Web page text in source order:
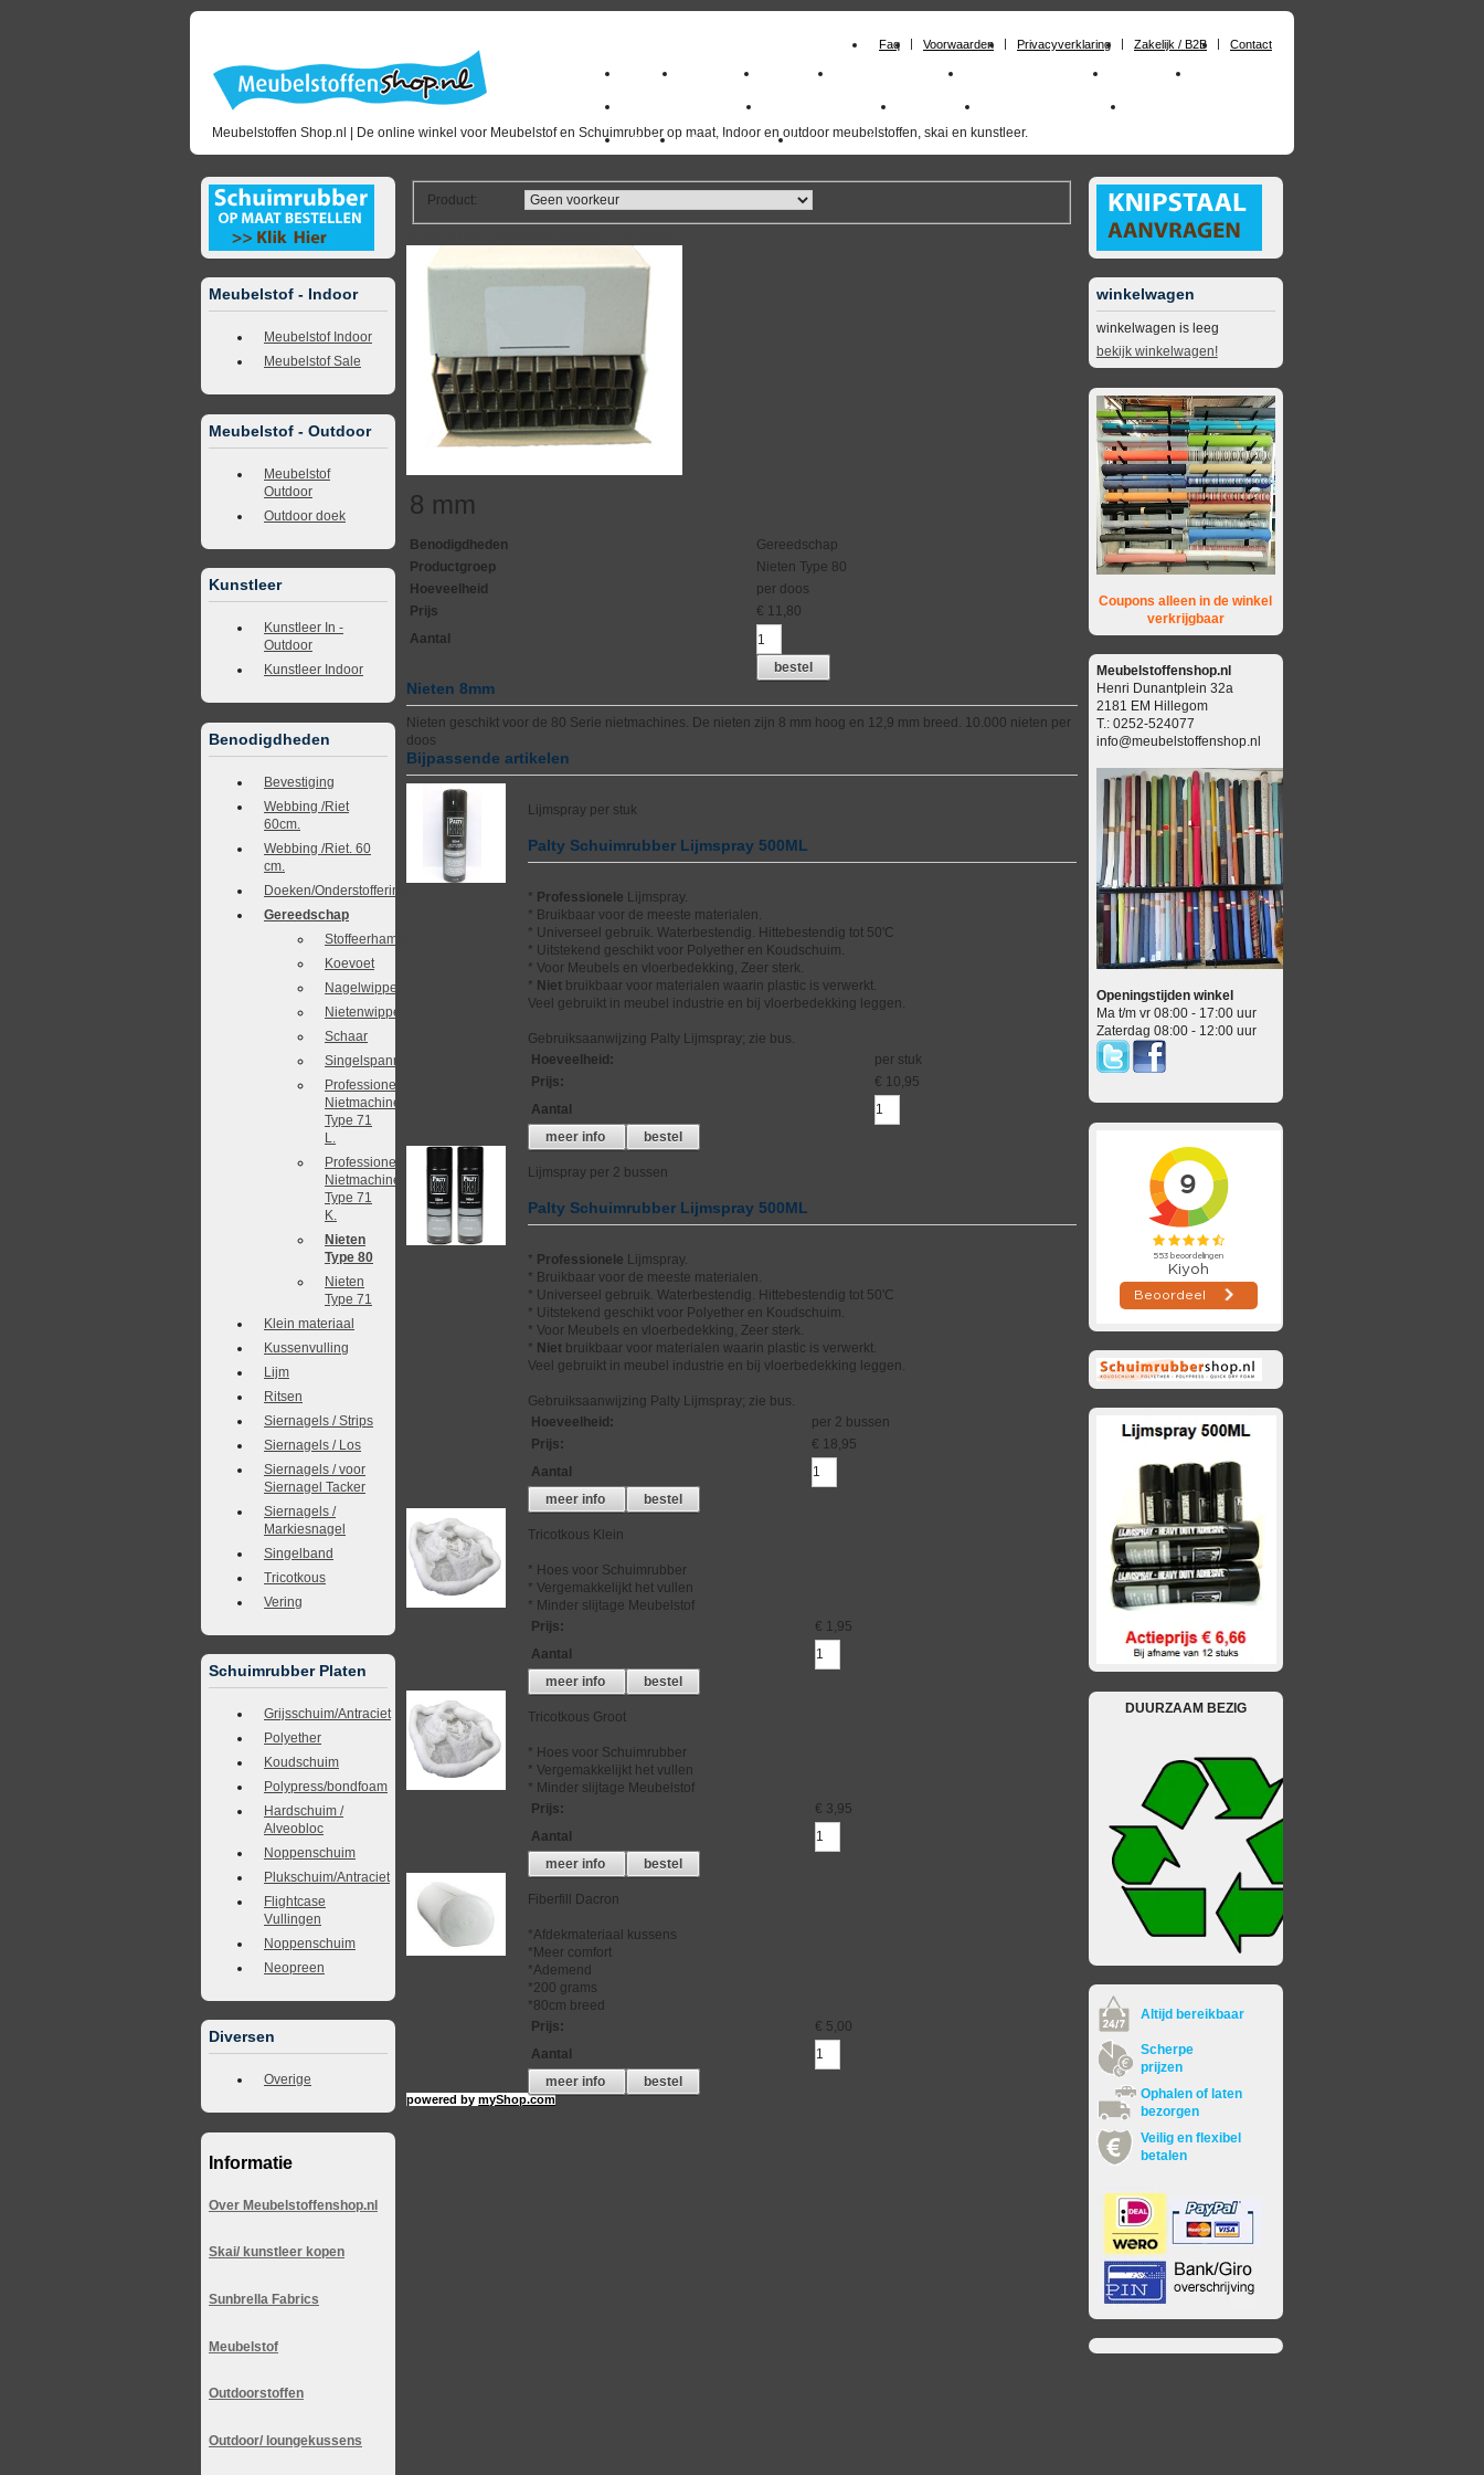
Faq Voorwaarden Privacyverklaring Zakelijk / B2B Contact
Meubelstoffen Shop.nl | De online winkel voor Meubelstof en Schuimrubber op maat, Indoor en outdoor meubelstoffen, skai en kunstleer.
Home Meubelstof Kunstleer Schuimrubberplaten Schuimrubber op maat Materialen
milano_outdoorstoffen skai kunstleer kopen outdoorstof skai_kunstleer outdoor
Outlet Meubelstof indoor duurzaam
Meubelstof - Indoor
Meubelstof Indoor
Meubelstof Sale
Meubelstof - Outdoor
Meubelstof
Outdoor
Outdoor doek
Kunstleer
Kunstleer In -
Outdoor
Kunstleer Indoor
Benodigdheden
Bevestiging
Webbing /Riet
60cm.
Webbing /Riet. 60
cm.
Doeken/Onderstoffering
Gereedschap
Stoffeerhamer
Koevoet
Nagelwipper
Nietenwipper
Schaar
Singelspanner
Professionele
Nietmachine
Type 71
L.
Professionele
Nietmachine
Type 71
K.
Nieten
Type 80
Nieten
Type 71
Klein materiaal
Kussenvulling
Lijm
Ritsen
Siernagels / Strips
Siernagels / Los
Siernagels / voor
Siernagel Tacker
Siernagels /
Markiesnagel
Singelband
Tricotkous
Vering
Schuimrubber Platen
Grijsschuim/Antraciet
Polyether
Koudschuim
Polypress/bondfoam
Hardschuim /
Alveobloc
Noppenschuim
Plukschuim/Antraciet
Flightcase
Vullingen
Noppenschuim
Neopreen
Diversen
Overige
Informatie
Over Meubelstoffenshop.nl
Skai/ kunstleer kopen
Sunbrella Fabrics
Meubelstof
Outdoorstoffen
Outdoor/ loungekussens
Product:
8 mm
Benodigdheden
Gereedschap
Productgroep
Nieten Type 80
Hoeveelheid
per doos
Prijs
€ 11,80
Aantal
bestel
Nieten 8mm
Nieten geschikt voor de 80 Serie nietmachines. De nieten zijn 8 mm hoog en 12,9 mm breed. 10.000 nieten per
doos
Bijpassende artikelen
Lijmspray per stuk
Palty Schuimrubber Lijmspray 500ML
* Professionele Lijmspray.
* Bruikbaar voor de meeste materialen.
* Universeel gebruik. Waterbestendig. Hittebestendig tot 50'C
* Uitstekend geschikt voor Polyether en Koudschuim.
* Voor Meubels en vloerbedekking, Zeer sterk.
* Niet bruikbaar voor materialen waarin plastic is verwerkt.
Veel gebruikt in meubel industrie en bij vloerbedekking leggen.
Gebruiksaanwijzing Palty Lijmspray; zie bus.
Hoeveelheid :
per stuk
Prijs:
€ 10,95
Aantal
meer info
bestel
Lijmspray per 2 bussen
Palty Schuimrubber Lijmspray 500ML
* Professionele Lijmspray.
* Bruikbaar voor de meeste materialen.
* Universeel gebruik. Waterbestendig. Hittebestendig tot 50'C
* Uitstekend geschikt voor Polyether en Koudschuim.
* Voor Meubels en vloerbedekking, Zeer sterk.
* Niet bruikbaar voor materialen waarin plastic is verwerkt.
Veel gebruikt in meubel industrie en bij vloerbedekking leggen.
Gebruiksaanwijzing Palty Lijmspray; zie bus.
Hoeveelheid :
per 2 bussen
Prijs:
€ 18,95
Aantal
meer info
bestel
Tricotkous Klein
* Hoes voor Schuimrubber
* Vergemakkelijkt het vullen
* Minder slijtage Meubelstof
Prijs:
€ 1,95
Aantal
meer info
bestel
Tricotkous Groot
* Hoes voor Schuimrubber
* Vergemakkelijkt het vullen
* Minder slijtage Meubelstof
Prijs:
€ 3,95
Aantal
meer info
bestel
Fiberfill Dacron
*Afdekmateriaal kussens
*Meer comfort
*Ademend
*200 grams
*80cm breed
Prijs:
€ 5,00
Aantal
meer info
bestel
powered bymyShop.com
winkelwagen
winkelwagen is leeg
bekijk winkelwagen!
Coupons alleen in de winkel
verkrijgbaar
Meubelstoffenshop.nl
Henri Dunantplein 32a
2181 EM Hillegom
T.: 0252-524077
info@meubelstoffenshop.nl
Openingstijden winkel
Ma t/m vr 08:00 - 17:00 uur
Zaterdag 08:00 - 12:00 uur
DUURZAAM BEZIG
Altijd bereikbaar
Scherpe
prijzen
Ophalen of laten
bezorgen
Veilig en flexibel
betalen